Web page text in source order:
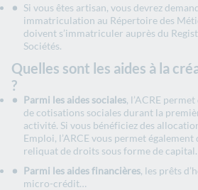
Si vous êtes artisan, vous devrez
immatriculation au Répertoire des
doivent s’immatriculer auprès du
Sociétés.
Quelles sont les aides à la
?
Parmi les aides sociales, l’ACRE
de cotisations sociales durant la
activité. Si vous bénéficiez des
Emploi, l’ARCE vous permet
reliquat de droits sous forme de capital.
Parmi les aides financières, les prêts
micro-crédit…